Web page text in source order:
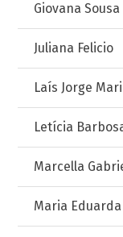
Giovana
Juliana Felicio
Laís Jorge
Letícia
Marcella
Maria